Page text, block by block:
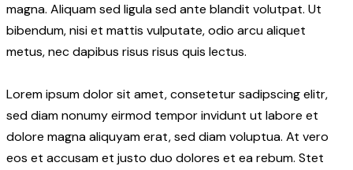
magna. Aliquam sed ligula sed ante blandit volutpat. Ut
bibendum, nisi et mattis vulputate, odio arcu aliquet
metus, nec dapibus risus risus quis lectus.
Lorem ipsum dolor sit amet, consetetur sadipscing elitr,
sed diam nonumy eirmod tempor invidunt ut labore et
dolore magna aliquyam erat, sed diam voluptua. At vero
eos et accusam et justo duo dolores et ea rebum. Stet